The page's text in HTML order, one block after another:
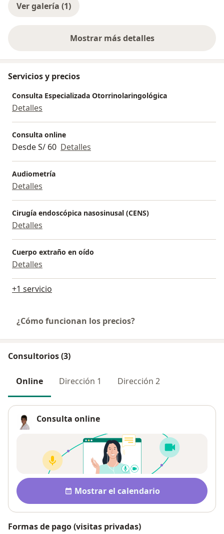
Ver galería (1)
Mostrar más detalles
sobre la experiencia
Servicios y precios
Consulta Especializada Otorrinolaringológica
Detalles
Consulta online
Desde S/ 60 Detalles
Audiometría
Detalles
Cirugía endoscópica nasosinusal (CENS)
Detalles
Cuerpo extraño en oído
Detalles
+1 servicio
¿Cómo funcionan los precios?
Consultorios (3)
Online Dirección 1 Dirección 2
Consulta online
Disponibilidad
Mostrar el calendario
Formas de pago (visitas privadas)